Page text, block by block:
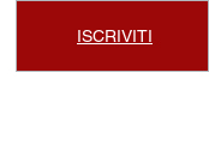
ISCRIVITI